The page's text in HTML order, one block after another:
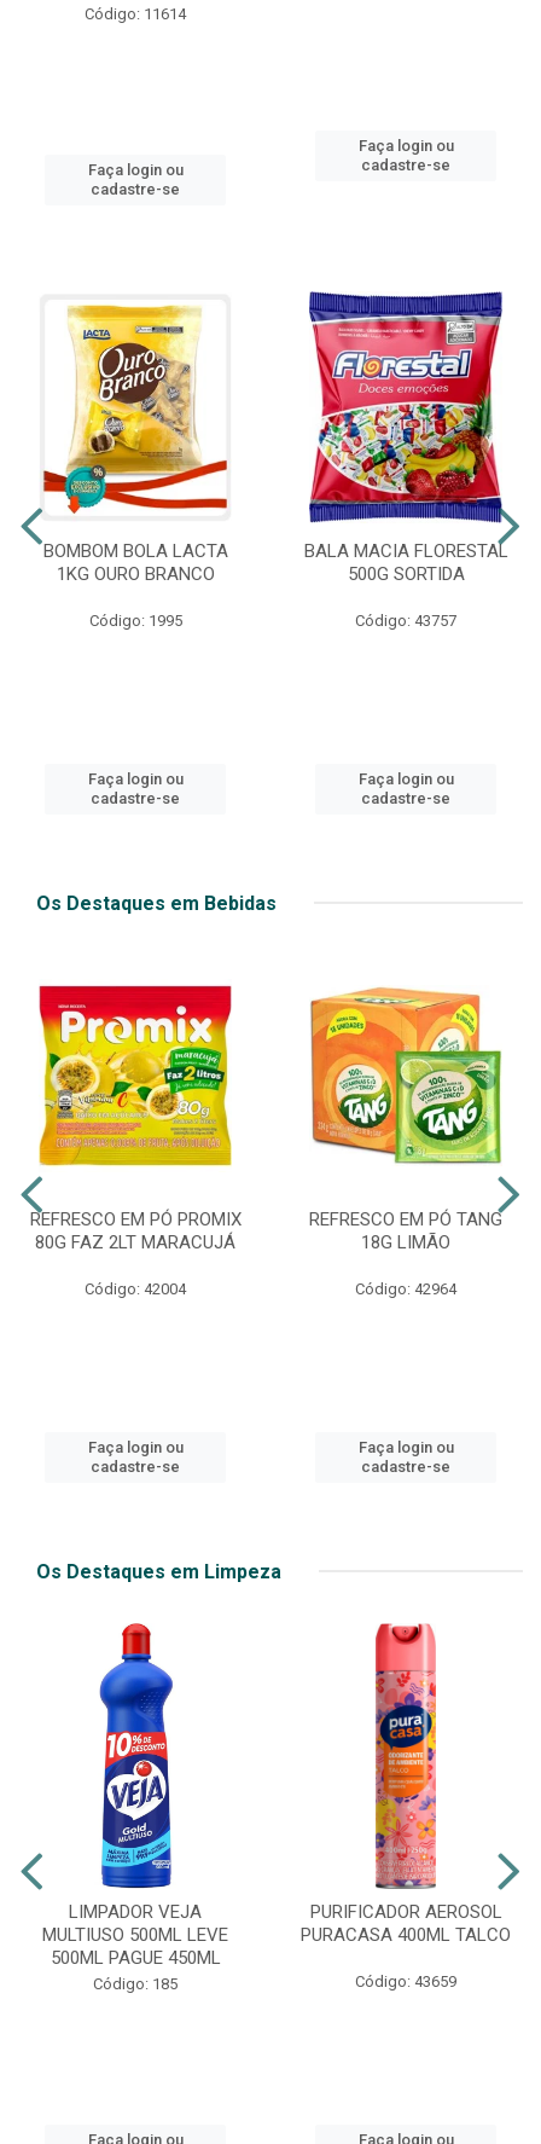
Código: 11614
Faça login ou
cadastre-se
Faça login ou
cadastre-se
BOMBOM BOLA LACTA
1KG OURO BRANCO
Código: 1995
Faça login ou
cadastre-se
BALA MACIA FLORESTAL
500G SORTIDA
Código: 43757
Faça login ou
cadastre-se
Os Destaques em Bebidas
REFRESCO EM PÓ PROMIX
80G FAZ 2LT MARACUJÁ
Código: 42004
Faça login ou
cadastre-se
REFRESCO EM PÓ TANG
18G LIMÃO
Código: 42964
Faça login ou
cadastre-se
Os Destaques em Limpeza
LIMPADOR VEJA
MULTIUSO 500ML LEVE
500ML PAGUE 450ML
Código: 185
Faça login ou
PURIFICADOR AEROSOL
PURACASA 400ML TALCO
Código: 43659
Faça login ou